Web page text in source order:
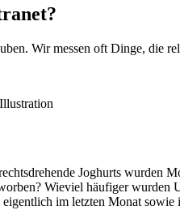
Wir messen oft Dinge, die
Joghurts wurden
Wieviel häufiger wurden
im letzten Monat